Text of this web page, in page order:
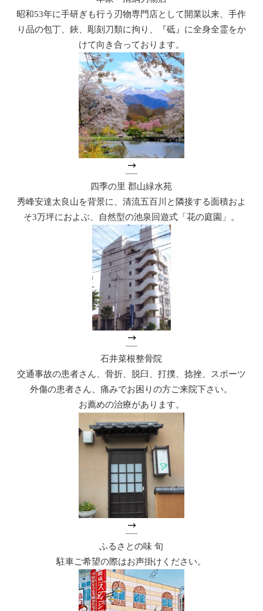
昭和53年に手研ぎも行う刃物専門店として開業以来、手作
り品の包丁、鋏、彫刻刀類に拘り、『砥』に全身全霊をか
けて向き合っております。
四季の里 郡山緑水苑
秀峰安達太良山を背景に、清流五百川と隣接する面積およ
そ3万坪におよぶ、自然型の池泉回遊式「花の庭園」。
石井菜根整骨院
交通事故の患者さん、骨折、脱臼、打撲、捻挫、スポーツ
外傷の患者さん、痛みでお困りの方ご来院下さい。
お薦めの治療があります。
ふるさとの味 旬
駐車ご希望の際はお声掛けください。